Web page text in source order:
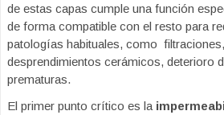
de estas capas cumple una función
de forma compatible con el resto para
patologías habituales, como
desprendimientos cerámicos, deterioro
prematuras.
El primer punto crítico es la